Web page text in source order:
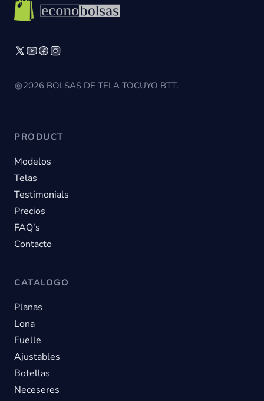
2026 BOLSAS DE TELA TOCUYO BTT.
PRODUCT
Modelos
Telas
Testimonials
Precios
FAQ's
Contacto
CATALOGO
Planas
Lona
Fuelle
Ajustables
Botellas
Neceseres